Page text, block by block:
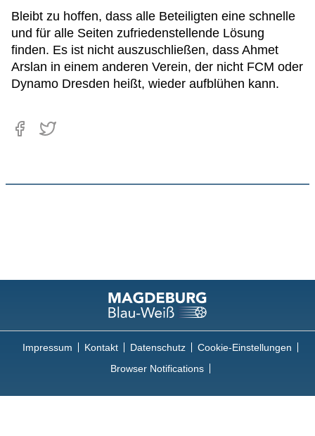
Bleibt zu hoffen, dass alle Beteiligten eine schnelle
und für alle Seiten zufriedenstellende Lösung
finden. Es ist nicht auszuschließen, dass Ahmet
Arslan in einem anderen Verein, der nicht FCM oder
Dynamo Dresden heißt, wieder aufblühen kann.
Impressum Kontakt Datenschutz
Cookie-Einstellungen
Browser Notifications